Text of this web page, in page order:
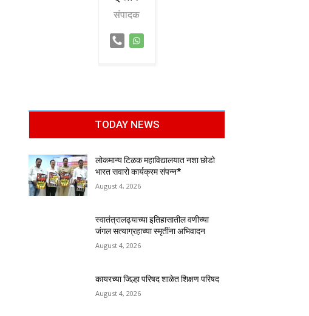
संपादक
TODAY NEWS
लोकमान्य टिळक महाविद्यालयात नशा छोडो
भारत सवारो कार्यक्रम संपन्न*
August 4, 2026
स्वातंत्रालढ्याच्या इतिहासातील वणीच्या
जंगल सत्याग्रहाच्या स्मृतींना अभिवादन
August 4, 2026
कायरच्या जिल्हा परिषद शाळेत शिक्षण परिषद
August 4, 2026